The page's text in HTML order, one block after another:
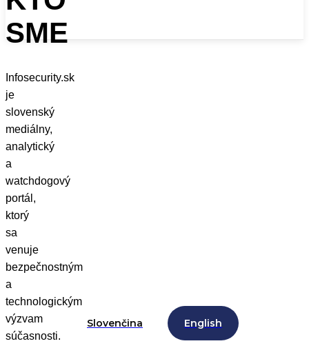
SME
Infosecurity.sk
je
slovenský
mediálny,
analytický
a
watchdogový
portál,
ktorý
sa
venuje
bezpečnostným
a
technologickým
výzvam
súčasnosti.
Slovenčina English